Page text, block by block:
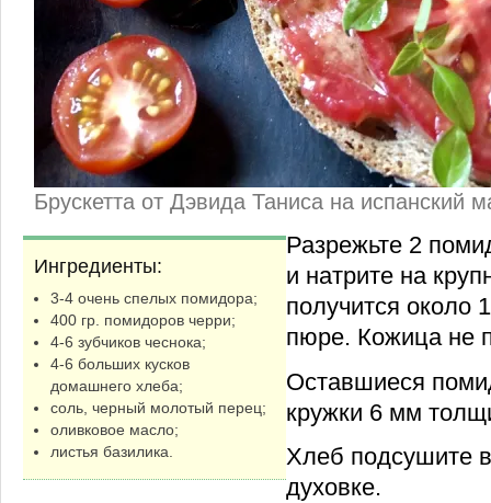
Брускетта от Дэвида Таниса на испанский
Ингредиенты:
3-4 очень спелых помидора;
400 гр. помидоров черри;
4-6 зубчиков чеснока;
4-6 больших кусков
домашнего хлеба;
соль, черный молотый перец;
оливковое масло;
листья базилика.
Разрежьте 2
и натрите на
получится около
пюре. Кожица не
Оставшиеся
кружки 6 мм
Хлеб подсушите
духовке.